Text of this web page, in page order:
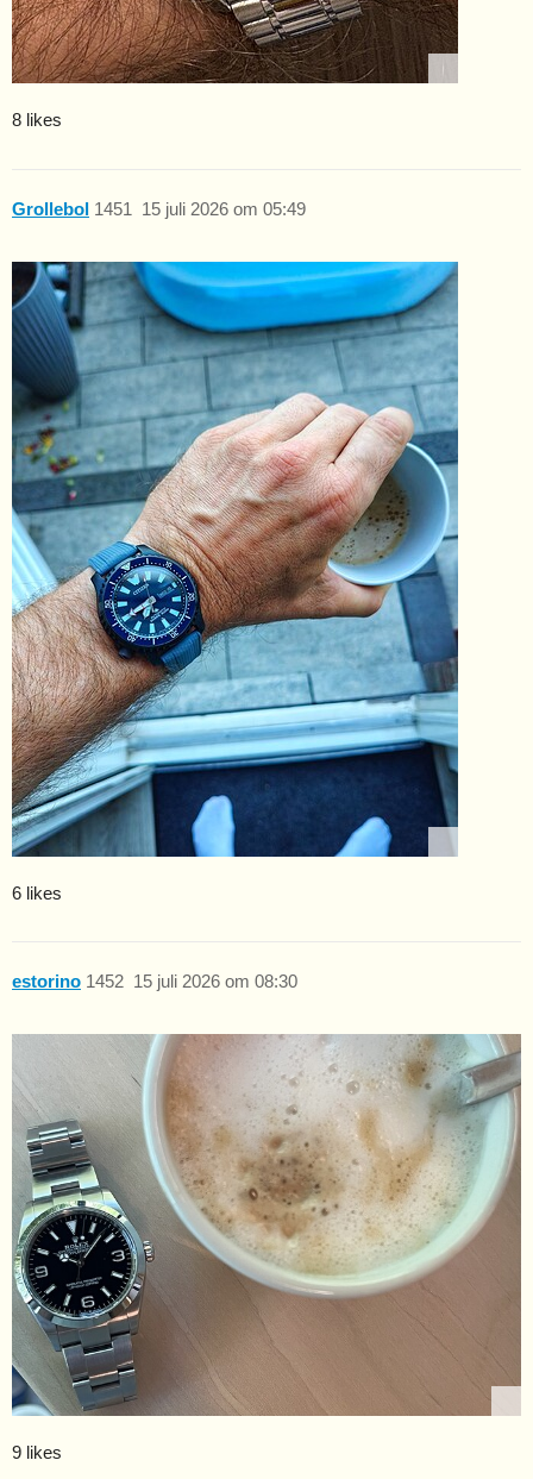
8 likes
Grollebol 15 juli 2026 om 05:49
1451
6 likes
estorino 15 juli 2026 om 08:30
1452
9 likes